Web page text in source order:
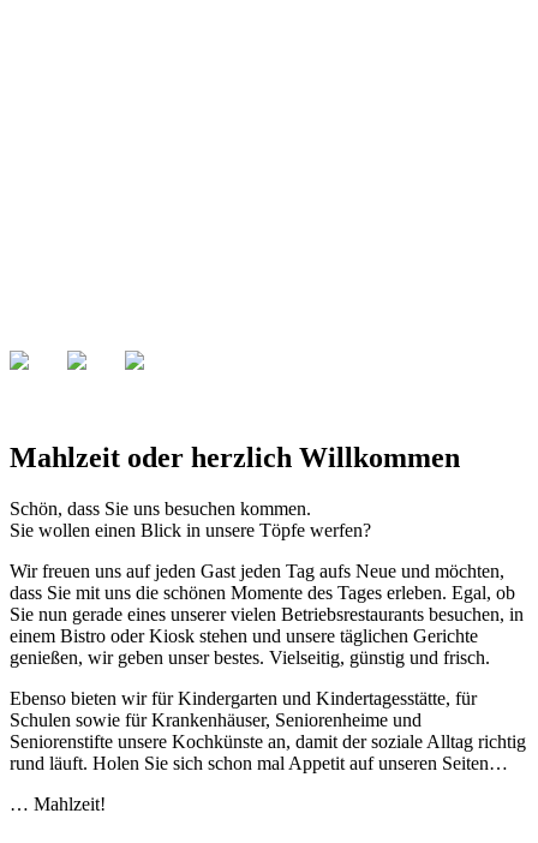
Mahlzeit oder herzlich Willkommen
Schön, dass Sie uns besuchen kommen.
Sie wollen einen Blick in unsere Töpfe werfen?
Wir freuen uns auf jeden Gast jeden Tag aufs Neue und möchten,
dass Sie mit uns die schönen Momente des Tages erleben. Egal, ob
Sie nun gerade eines unserer vielen Betriebsrestaurants besuchen, in
einem Bistro oder Kiosk stehen und unsere täglichen Gerichte
genießen, wir geben unser bestes. Vielseitig, günstig und frisch.
Ebenso bieten wir für Kindergarten und Kindertagesstätte, für
Schulen sowie für Krankenhäuser, Seniorenheime und
Seniorenstifte unsere Kochkünste an, damit der soziale Alltag richtig
rund läuft. Holen Sie sich schon mal Appetit auf unseren Seiten…
… Mahlzeit!